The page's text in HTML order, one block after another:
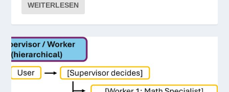
WEITERLESEN